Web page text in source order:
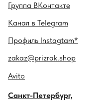
Канал в Telegram
Профиль Instagtam*
Гру ппа ВКонтакте
zakaz@prizrak.shop
Санкт-Петербург,
Avito